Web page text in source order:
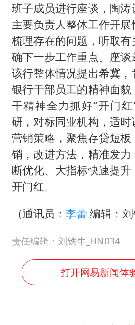
班子成员进行座谈，陶
主要负责人整体工作开
梳理存在的问题，听取有
确下一步工作重点。座
该行整体情况提出希冀
银行干部员工的精神面
干精神全力抓好“开门
研，对标同业机构，适时
营销策略，聚焦存贷短
销，改进方法，精准发
断优化、大指标快速提
开门红。
（通讯员： 李蕾 编辑：刘
责任编辑：刘铁牛_HN034
打开网易新闻体